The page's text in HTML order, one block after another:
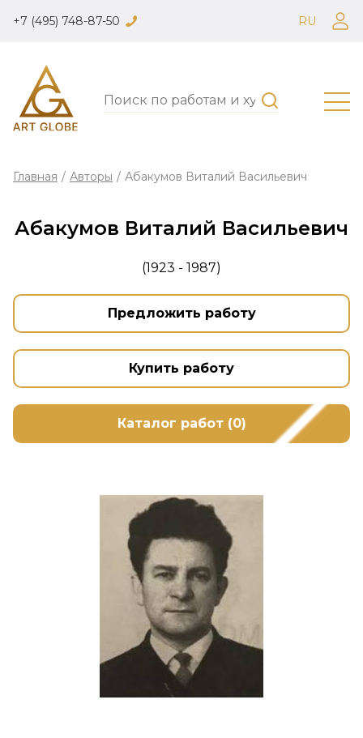
+7 (495) 748-87-50 RU
Главная / Авторы / Абакумов Виталий Васильевич
Абакумов Виталий Васильевич
(1923 - 1987)
Предложить работу
Купить работу
Каталог работ (0)